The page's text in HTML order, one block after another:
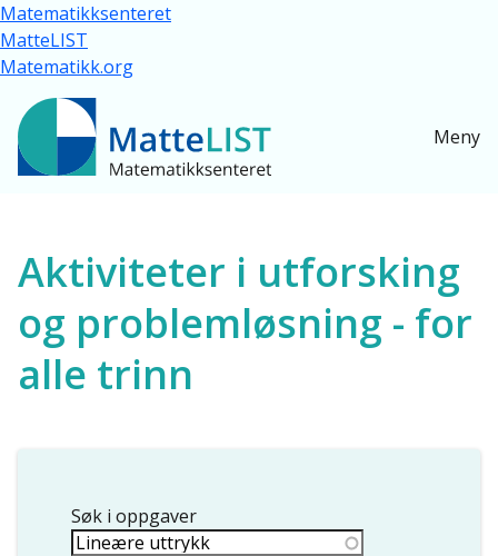
Hopp til hovedinnhold
Matematikksenteret
MatteLIST
Matematikk.org
Meny
Ressurser for alle
Aktiviteter i utforsking
og problemløsning - for
alle trinn
Søk i oppgaver